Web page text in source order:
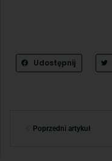
Udostępnij
Poprzedni artykuł